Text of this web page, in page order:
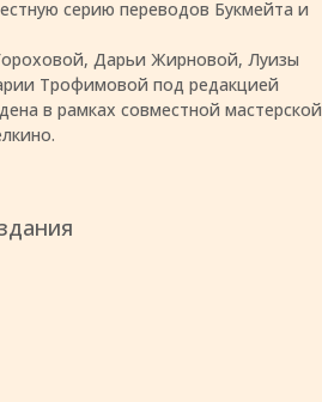
серию переводов Букмейта и
Дарьи Жирновой, Луизы
Трофимовой под редакцией
в рамках совместной мастерской